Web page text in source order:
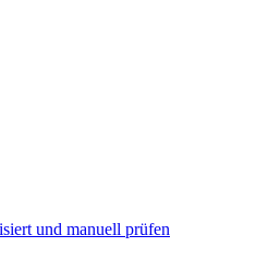
und manuell prüfen